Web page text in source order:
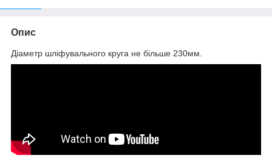
Опис
Діаметр шліфувального круга не більше 230мм.